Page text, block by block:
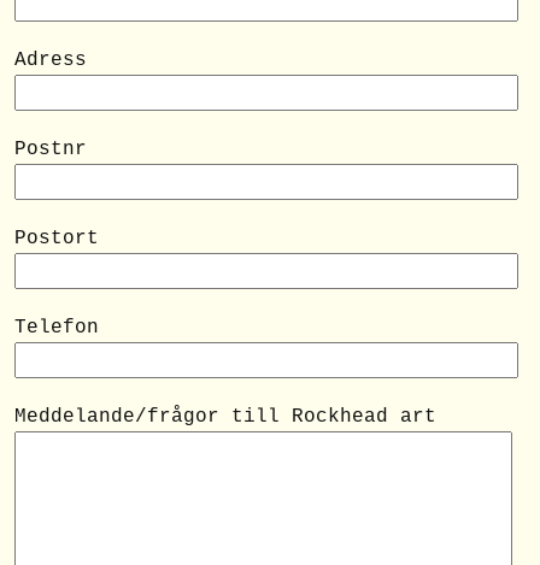
Adress
Postnr
Postort
Telefon
Meddelande/frågor till Rockhead art